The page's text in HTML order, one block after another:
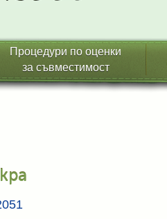
Процедури по оценки
за съвместимост